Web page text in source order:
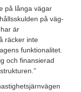
på långa vägar
på väg-
är
räcker inte
funktionalitet.
och finansierad